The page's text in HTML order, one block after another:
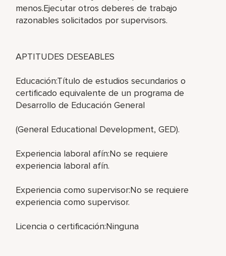
menos.Ejecutar otros deberes de trabajo
razonables solicitados por supervisors.
APTITUDES DESEABLES
Educación:Título de estudios secundarios o
certificado equivalente de un programa de
Desarrollo de Educación General
(General Educational Development, GED).
Experiencia laboral afín:No se requiere
experiencia laboral afín.
Experiencia como supervisor:No se requiere
experiencia como supervisor.
Licencia o certificación:Ninguna